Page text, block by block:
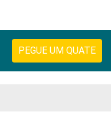
PEGUE UM QUATE